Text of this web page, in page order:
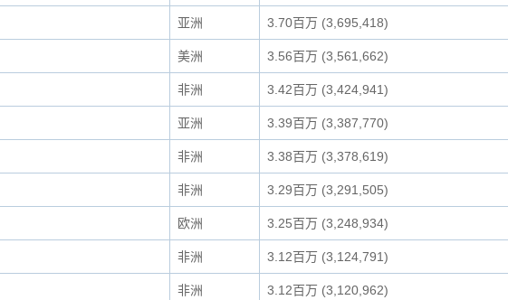
亚洲 3.70百万 (3,695,418)
美洲 3.56百万 (3,561,662)
非洲 3.42百万 (3,424,941)
亚洲 3.39百万 (3,387,770)
非洲 3.38百万 (3,378,619)
非洲 3.29百万 (3,291,505)
欧洲 3.25百万 (3,248,934)
非洲 3.12百万 (3,124,791)
非洲 3.12百万 (3,120,962)